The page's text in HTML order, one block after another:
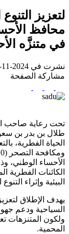
لتعزيز
في متنزَّه
نشرت في 2024-11-18
مشاركة الصفحة
تحت رعاية صاحب
طلال بن بدر بن
الحياة الفطرية،
الأحساء الوطني،
الكائنات الفطرية
البيئية وإثراء
يهدف الإطلاق
السياحية ودعم
ولكون المتنزهات
المحمية.